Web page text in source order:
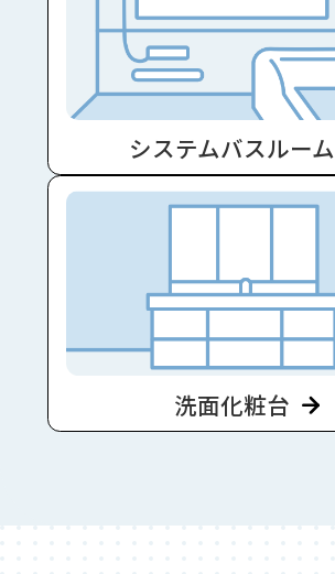
システムバスルーム
洗面化粧台